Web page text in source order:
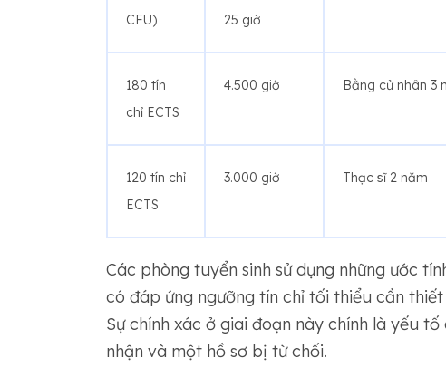
CFU)
25 giờ
180 tín
chỉ ECTS
4.500 giờ Bằng cử nhân 3
120 tín chỉ
ECTS
3.000 giờ Thạc sĩ 2 năm
Các phòng tuyển sinh sử dụng những ước
có đáp ứng ngưỡng tín chỉ tối thiểu cần
Sự chính xác ở giai đoạn này chính là yếu
nhận và một hồ sơ bị từ chối.